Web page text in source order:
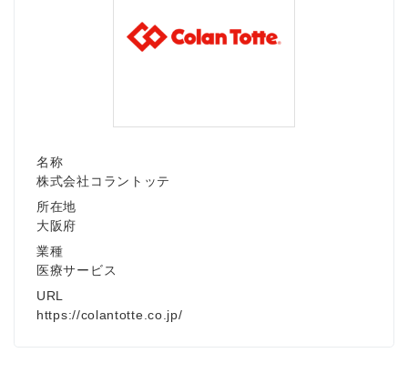
名称
株式会社コラントッテ
所在地
大阪府
業種
医療サービス
URL
https://colantotte.co.jp/